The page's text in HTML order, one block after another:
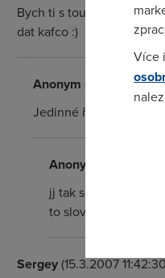
Bych ti s tou pxxxxxxu
dat kafco :)
Anonym (18.3.2007
Jedinné řešení je
Anonym
jj tak sem to udelal
to slovo mi proste
Sergey(15.3.2007
Více